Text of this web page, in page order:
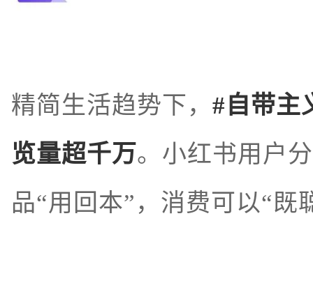
精简生活趋势下， #自带主
览量超千万。小红书用户
品“用回本”，消费可以“既